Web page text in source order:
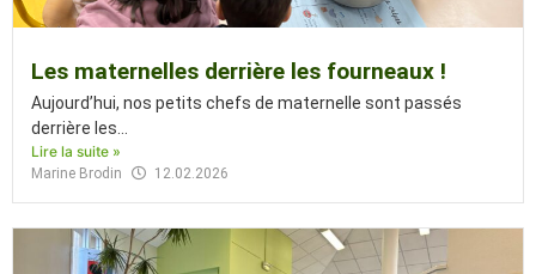
Les maternelles derrière les fourneaux !
Aujourd’hui, nos petits chefs de maternelle sont passés
derrière les...
Lire la suite »
Marine Brodin 12.02.2026